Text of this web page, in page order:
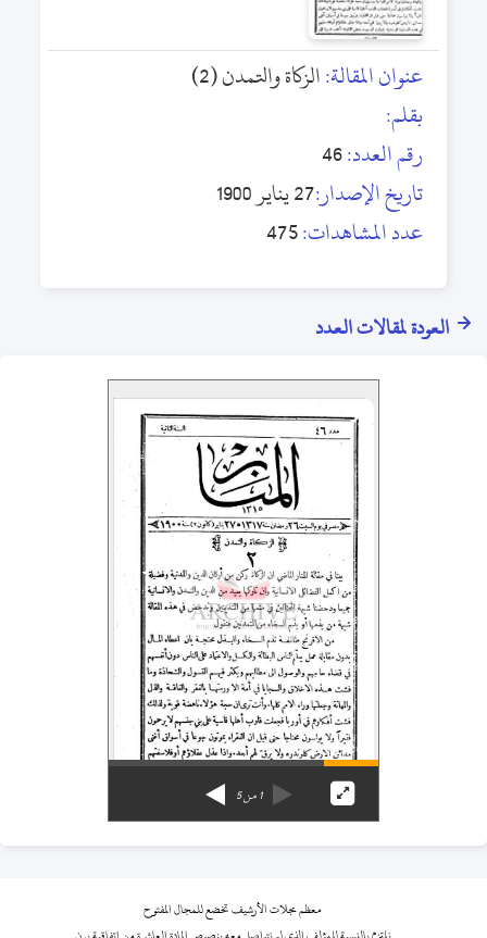
عنوان المقالة:الزكاة والتمدن (2)
بقلم:
رقم العدد:46
تاريخ الإصدار:27 يناير 1900
عدد المشاهدات:475
العودة لمقالات العدد
1من5
معظم مجلات الأرشيف تخضع للمجال المفتوح